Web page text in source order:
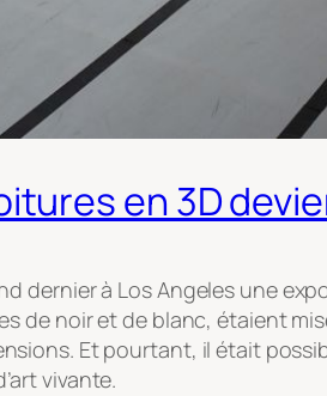
en 3D
dernier à Los Angeles une
de noir et de blanc, étaient
Et pourtant, il était
vivante.